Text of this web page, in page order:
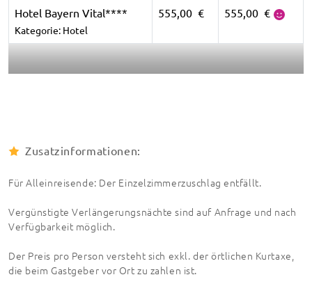
Hotel Bayern Vital****
Kategorie: Hotel
555,00 € 555,00 €
Zusatzinformationen:
Für Alleinreisende: Der Einzelzimmerzuschlag entfällt.
Vergünstigte Verlängerungsnächte sind auf Anfrage und nach
Verfügbarkeit möglich.
Der Preis pro Person versteht sich exkl. der örtlichen Kurtaxe,
die beim Gastgeber vor Ort zu zahlen ist.